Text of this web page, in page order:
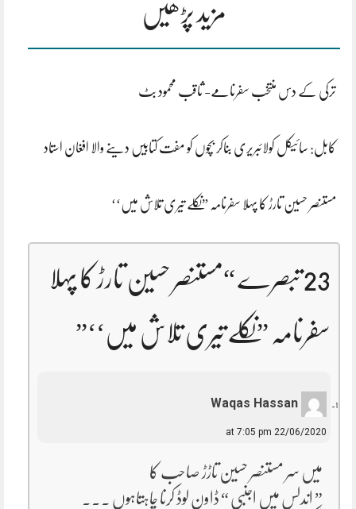
مزید پڑھیں
ترکی کے دس منتخب سفرنامے- ثاقب محمود بٹ
کابل: سائیکل کولائبریری بناکر بچوں کو مفت کتابیں دینے والا افغان استاد
مستنصر حسین تارڑ کا پہلا سفرنامہ ”نکلے تیری تلاش میں‘‘
23 تبصرے “ مستنصر حسین تارڑ کا پہلا
سفرنامہ ”نکلے تیری تلاش میں‘‘”
Waqas Hassan
22/06/2020 at 7:05 pm
میں سر مستنصر حسین تاڑڑ صاحب کا
” اندلس میں اجنبی “ ڈاون لوڈ کرنا چاہتاہوں ۔۔۔